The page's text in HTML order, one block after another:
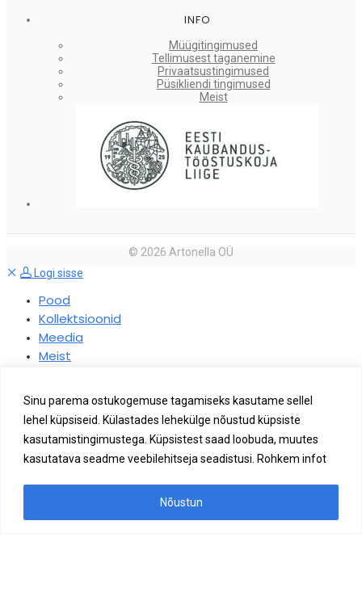
Sinu parema ostukogemuse tagamiseks kasutame sellel
lehel küpsiseid. Külastades lehekülge nõustud küpsiste
kasutamistingimustega. Küpsistest saad loobuda, muutes
kasutatava seadme veebilehitseja seadistusi. Rohkem infot
Nõustun
INFO
Müügitingimused
Tellimusest taganemine
Privaatsustingimused
Püsikliendi tingimused
Meist
© 2026 Artonella OÜ
Logi sisse
Pood
Kollektsioonid
Meedia
Meist
Uneleja voodipesu kangad
Blogi
Järelmaks
Tagasi